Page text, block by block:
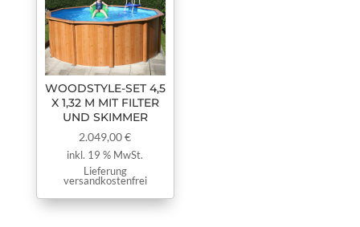
WOODSTYLE-SET 4,5
X 1,32 M MIT FILTER
UND SKIMMER
2.049,00€
inkl. 19 % MwSt.
Lieferung
versandkostenfrei